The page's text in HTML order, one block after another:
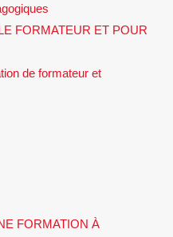
FORMATEUR ET POUR
de formateur et
FORMATION À